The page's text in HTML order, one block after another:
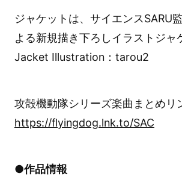
ジャケットは、サイエンスSARU
よる新規描き下ろしイラストジャ
Jacket Illustration：tarou2
攻殻機動隊シリーズ楽曲まとめリ
https://flyingdog.lnk.to/SAC
●作品情報